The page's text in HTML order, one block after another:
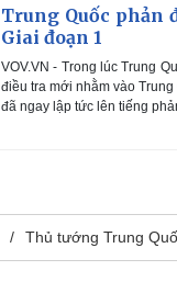
Trung Quốc phản
Giai đoạn 1
VOV.VN - Trong lúc Trung
điều tra mới nhằm vào
đã ngay lập tức lên tiếng
Thủ tướng Trung